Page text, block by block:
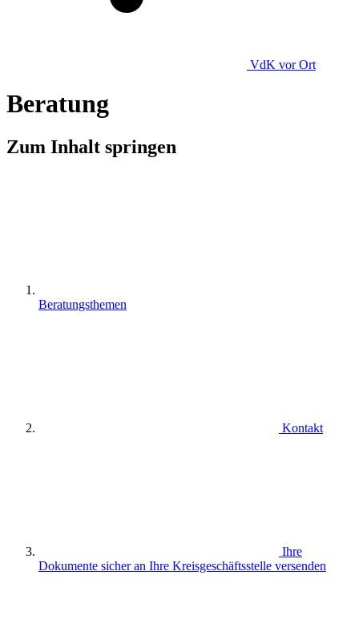
VdK vor Ort
Beratung
Zum Inhalt springen
Beratungsthemen
Kontakt
Ihre
Dokumente sicher an Ihre Kreisgeschäftsstelle versenden